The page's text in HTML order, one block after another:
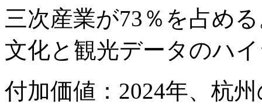
三次産業が73％を占め
文化と観光データのハ
付加価値：2024年、杭